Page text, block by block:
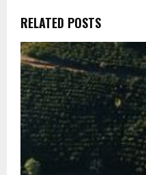
RELATED POSTS